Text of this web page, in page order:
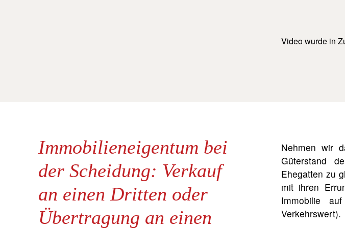
Video wurde in
Immobilieneigentum bei
der Scheidung: Verkauf
an einen Dritten oder
Übertragung an einen
Nehmen wir
Güterstand
Ehegatten zu
mit ihren
Immobilie
Verkehrswert).